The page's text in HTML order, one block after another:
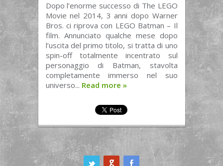
Dopo l’enorme successo di The LEGO
Movie nel 2014, 3 anni dopo Warner
Bros. ci riprova con LEGO Batman – Il
film. Annunciato qualche mese dopo
l’uscita del primo titolo, si tratta di uno
spin-off totalmente incentrato sul
personaggio di Batman, stavolta
completamente immerso nel suo
universo... Read more »